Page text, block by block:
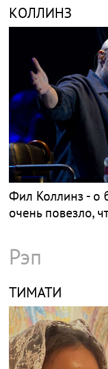
КОЛЛИНЗ
Фил Коллинз - о
очень повезло,
Рэп
ТИМАТИ